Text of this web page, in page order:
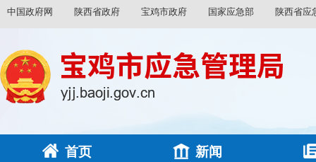
中国政府网 陕西省政府 宝鸡市政府 国家应急部 陕西省应
首页 新闻